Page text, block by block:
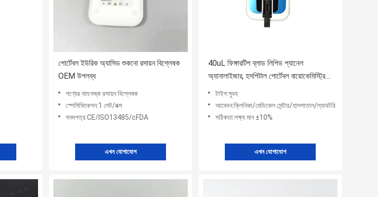
পোর্টেবল ইউরিক অ্যাসিড শুকনো রসায়ন বিশ্লেষক
OEM উপলব্ধ
পণ্যের নাম:শুষ্ক রসায়ন বিশ্লেষক
স্পেসিফিকেশন:1 সেট/বক্স
সনদপত্র:CE/ISO13485/cFDA
এখন যোগাযোগ
40uL ফিঙ্গারটিপ ব্লাড লিপিড প্যানেল
অ্যানালাইজার, হসপিটাল পোর্টেবল বায়োকেমিস্ট্রি
অ্যানালাইজার
টাইপ:সুবহ
আবেদন:ক্লিনিকা/মেডিকেল সেন্টার/হাসপাতাল/ল্যাবটরি
সঠিকতা:লক্ষ্য মান ±10%
এখন যোগাযোগ